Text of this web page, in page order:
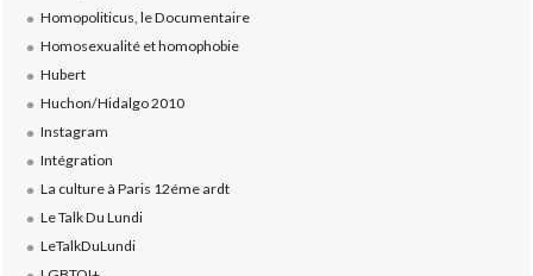
Homopoliticus, le Documentaire
Homosexualité et homophobie
Hubert
Huchon/Hidalgo 2010
Instagram
Intégration
La culture à Paris 12éme ardt
Le Talk Du Lundi
LeTalkDuLundi